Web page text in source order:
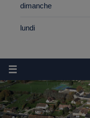
dimanche
lundi